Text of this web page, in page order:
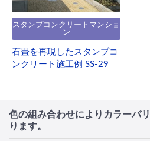
スタンプコンクリートマンショ
ン
石畳を再現したスタンプコ
ンクリート施工例 SS-29
色の組み合わせによりカラーバ
ります。